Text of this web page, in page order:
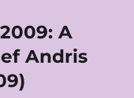
2009: A
Andris